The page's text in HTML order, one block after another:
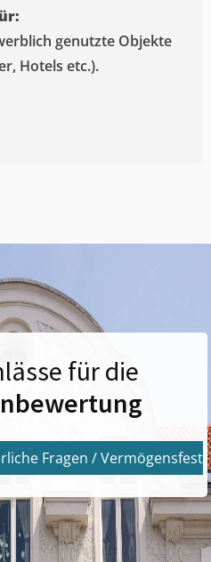
genutzte Objekte
Hotels etc.).
für die
Fragen /